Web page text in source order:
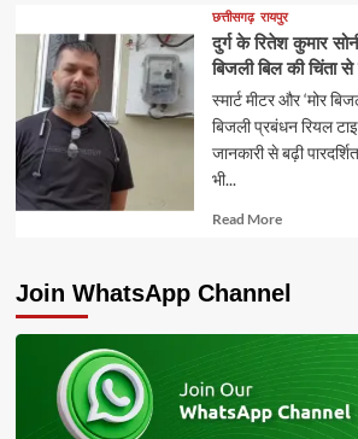
about
छत्तीसगढ़ रायपुर
दुर्ग के रितेश कुमार
बिजली बिल की चिंता से
स्मार्ट मीटर और ‘मोर
बिजली प्रबंधन रियल
जानकारी से बढ़ी
भी...
Read MoreRead
Join WhatsApp Channel